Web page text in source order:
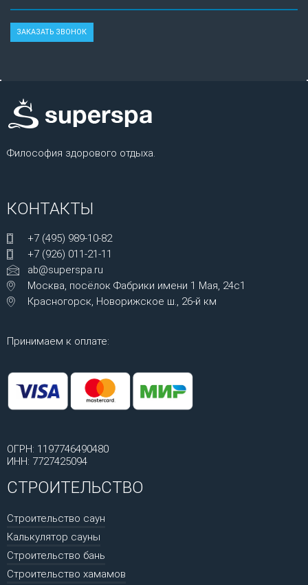
Философия здорового отдыха.
КОНТАКТЫ
+7 (495) 989-10-82
+7 (926) 011-21-11
ab@superspa.ru
Москва, посёлок Фабрики имени 1 Мая, 24с1
Красногорск, Новорижское ш., 26-й км
Принимаем к оплате:
ОГРН: 1197746490480
ИНН: 7727425094
СТРОИТЕЛЬСТВО
Строительство саун
Калькулятор сауны
Строительство бань
Строительство хамамов